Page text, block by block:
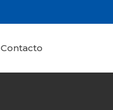
Contacto